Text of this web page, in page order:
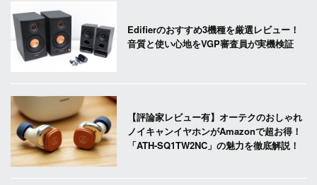
Edifierのおすすめ3機種を厳選レビュー！
音質と使い心地をVGP審査員が実機検証
【評論家レビュー有】オーテクのおしゃれ
ノイキャンイヤホンがAmazonで超お得！
「ATH-SQ1TW2NC」の魅力を徹底解説！